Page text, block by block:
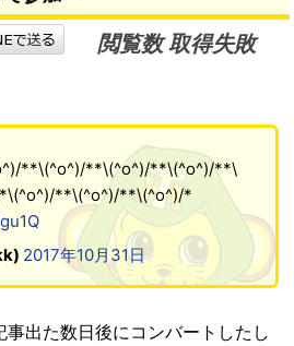
閲覧数 取得失敗
**\(^o^)/**\(^o^)/**\(^o^)/**\
**\(^o^)/**\(^o^)/*
2017年10月31日
出た数日後にコンバートしたし